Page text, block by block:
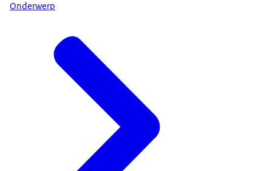
Onderwerp